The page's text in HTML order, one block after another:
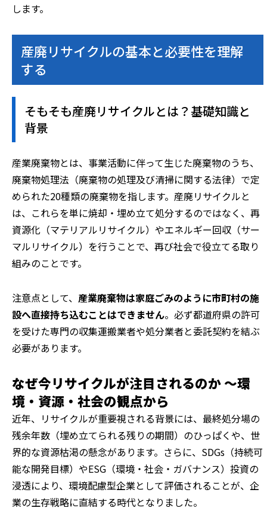
します。
産廃リサイクルの基本と必要性を理解
する
そもそも産廃リサイクルとは？基礎知識と
背景
産業廃棄物とは、事業活動に伴って生じた廃棄物のうち、
廃棄物処理法（廃棄物の処理及び清掃に関する法律）で定
められた20種類の廃棄物を指します。産廃リサイクルと
は、これらを単に焼却・埋め立て処分するのではなく、再
資源化（マテリアルリサイクル）やエネルギー回収（サー
マルリサイクル）を行うことで、再び社会で役立てる取り
組みのことです。
注意点として、 産業廃棄物は家庭ごみのように市町村の施
設へ直接持ち込むことはできません。必ず都道府県の許可
を受けた専門の収集運搬業者や処分業者と委託契約を結ぶ
必要があります。
なぜ今リサイクルが注目されるのか ～環
境・資源・社会の観点から
近年、リサイクルが重要視される背景には、最終処分場の
残余年数（埋め立てられる残りの期間）のひっぱくや、世
界的な資源枯渇の懸念があります。さらに、SDGs（持続可
能な開発目標）やESG（環境・社会・ガバナンス）投資の
浸透により、環境配慮型企業として評価されることが、企
業の生存戦略に直結する時代となりました。